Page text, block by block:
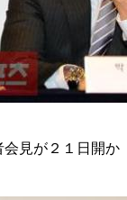
見が２１日開か